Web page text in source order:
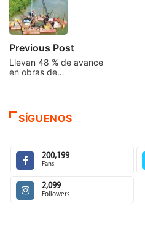
Previous Post
Llevan 48 % de avance
en obras de…
SÍGUENOS
200,199
Fans
2,099
Followers